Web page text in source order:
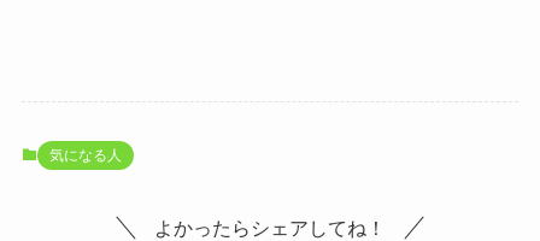
気になる人
よかったらシェアしてね！